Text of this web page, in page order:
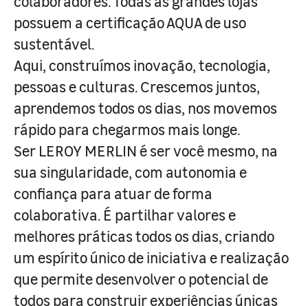
possuem a certificação AQUA de uso
sustentável.
Aqui, construímos inovação, tecnologia,
pessoas e culturas. Crescemos juntos,
aprendemos todos os dias, nos movemos
rápido para chegarmos mais longe.
Ser LEROY MERLIN é ser você mesmo, na
sua singularidade, com autonomia e
confiança para atuar de forma
colaborativa. É partilhar valores e
melhores práticas todos os dias, criando
um espírito único de iniciativa e realização
que permite desenvolver o potencial de
todos para construir experiências únicas